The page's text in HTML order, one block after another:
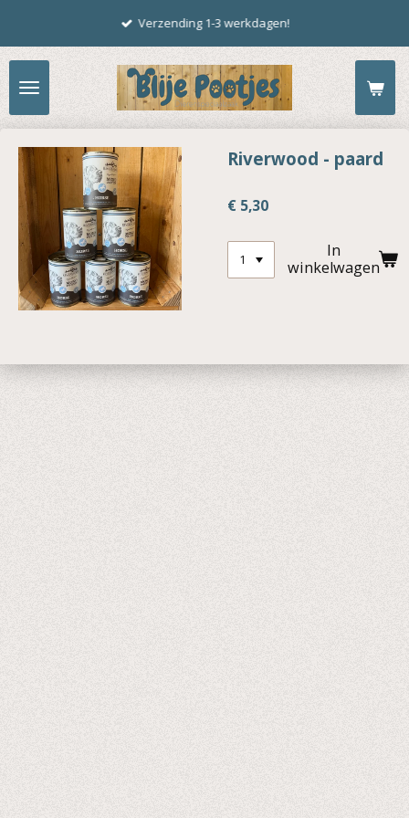
naar
de
hoofdinhoud
Verzending 1-3 werkdagen!
Riverwood - paard
€ 5,30
In
winkelwagen